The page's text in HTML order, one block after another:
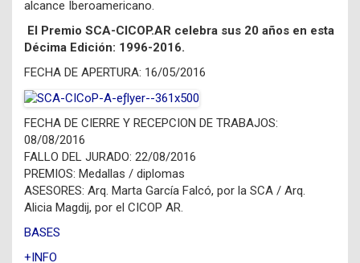
alcance Iberoamericano.
El Premio SCA-CICOP.AR celebra sus 20 años en esta
Décima Edición: 1996-2016.
FECHA DE APERTURA: 16/05/2016
FECHA DE CIERRE Y RECEPCION DE TRABAJOS:
08/08/2016
FALLO DEL JURADO: 22/08/2016
PREMIOS: Medallas / diplomas
ASESORES: Arq. Marta García Falcó, por la SCA / Arq.
Alicia Magdij, por el CICOP AR.
BASES
+INFO